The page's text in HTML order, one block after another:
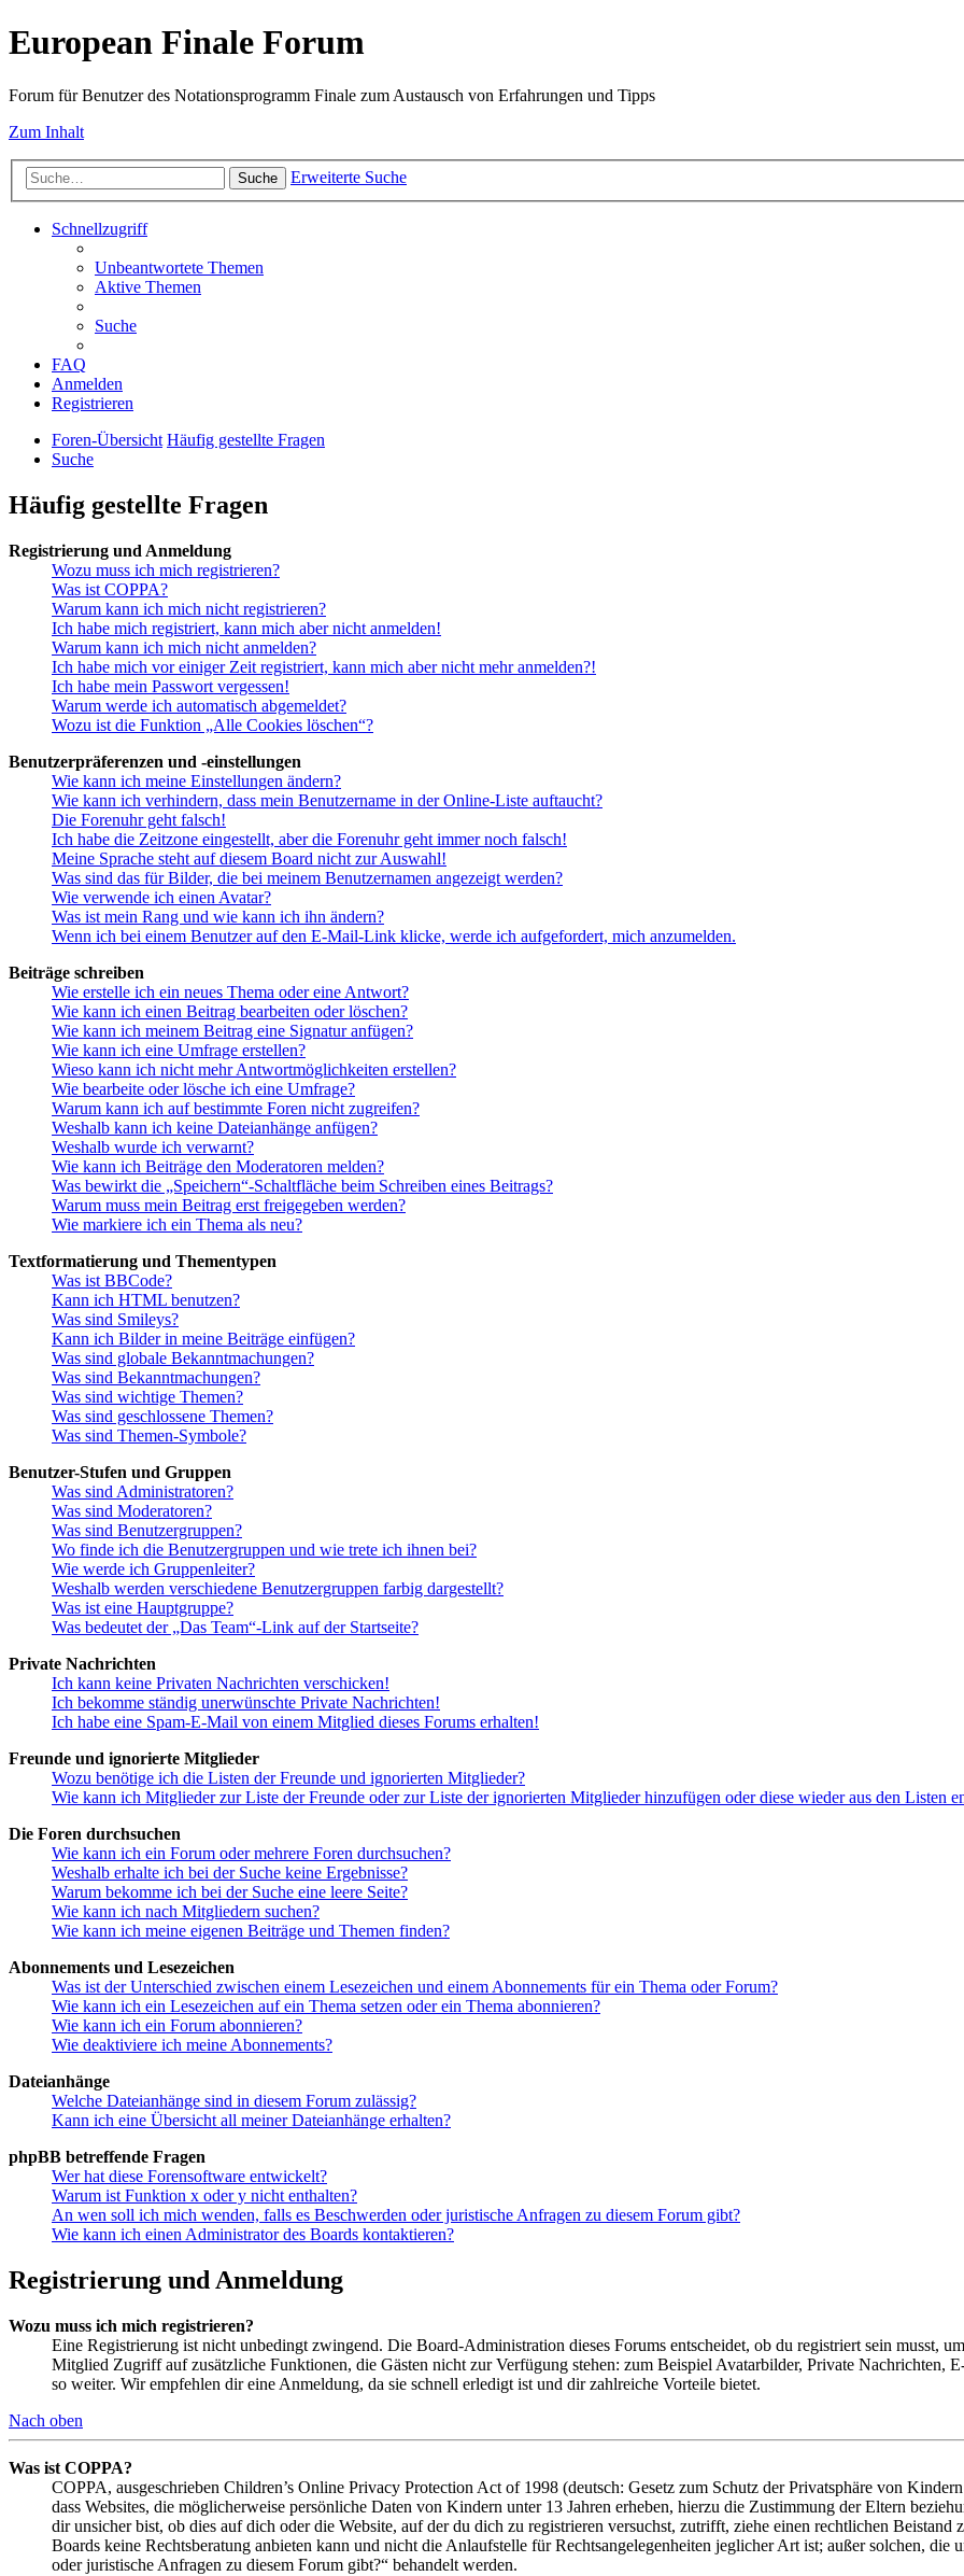
European Finale Forum
Forum für Benutzer des Notationsprogramm Finale zum Austausch von Erfahrungen und Tipps
Zum Inhalt
Suche Erweiterte Suche
Schnellzugriff
Unbeantwortete Themen
Aktive Themen
Suche
FAQ
Anmelden
Registrieren
Foren-Übersicht Häufig gestellte Fragen
Suche
Häufig gestellte Fragen
Registrierung und Anmeldung
Wozu muss ich mich registrieren?
Was ist COPPA?
Warum kann ich mich nicht registrieren?
Ich habe mich registriert, kann mich aber nicht anmelden!
Warum kann ich mich nicht anmelden?
Ich habe mich vor einiger Zeit registriert, kann mich aber nicht mehr anmelden?!
Ich habe mein Passwort vergessen!
Warum werde ich automatisch abgemeldet?
Wozu ist die Funktion „Alle Cookies löschen“?
Benutzerpräferenzen und -einstellungen
Wie kann ich meine Einstellungen ändern?
Wie kann ich verhindern, dass mein Benutzername in der Online-Liste auftaucht?
Die Forenuhr geht falsch!
Ich habe die Zeitzone eingestellt, aber die Forenuhr geht immer noch falsch!
Meine Sprache steht auf diesem Board nicht zur Auswahl!
Was sind das für Bilder, die bei meinem Benutzernamen angezeigt werden?
Wie verwende ich einen Avatar?
Was ist mein Rang und wie kann ich ihn ändern?
Wenn ich bei einem Benutzer auf den E-Mail-Link klicke, werde ich aufgefordert, mich anzumelden.
Beiträge schreiben
Wie erstelle ich ein neues Thema oder eine Antwort?
Wie kann ich einen Beitrag bearbeiten oder löschen?
Wie kann ich meinem Beitrag eine Signatur anfügen?
Wie kann ich eine Umfrage erstellen?
Wieso kann ich nicht mehr Antwortmöglichkeiten erstellen?
Wie bearbeite oder lösche ich eine Umfrage?
Warum kann ich auf bestimmte Foren nicht zugreifen?
Weshalb kann ich keine Dateianhänge anfügen?
Weshalb wurde ich verwarnt?
Wie kann ich Beiträge den Moderatoren melden?
Was bewirkt die „Speichern“-Schaltfläche beim Schreiben eines Beitrags?
Warum muss mein Beitrag erst freigegeben werden?
Wie markiere ich ein Thema als neu?
Textformatierung und Thementypen
Was ist BBCode?
Kann ich HTML benutzen?
Was sind Smileys?
Kann ich Bilder in meine Beiträge einfügen?
Was sind globale Bekanntmachungen?
Was sind Bekanntmachungen?
Was sind wichtige Themen?
Was sind geschlossene Themen?
Was sind Themen-Symbole?
Benutzer-Stufen und Gruppen
Was sind Administratoren?
Was sind Moderatoren?
Was sind Benutzergruppen?
Wo finde ich die Benutzergruppen und wie trete ich ihnen bei?
Wie werde ich Gruppenleiter?
Weshalb werden verschiedene Benutzergruppen farbig dargestellt?
Was ist eine Hauptgruppe?
Was bedeutet der „Das Team“-Link auf der Startseite?
Private Nachrichten
Ich kann keine Privaten Nachrichten verschicken!
Ich bekomme ständig unerwünschte Private Nachrichten!
Ich habe eine Spam-E-Mail von einem Mitglied dieses Forums erhalten!
Freunde und ignorierte Mitglieder
Wozu benötige ich die Listen der Freunde und ignorierten Mitglieder?
Wie kann ich Mitglieder zur Liste der Freunde oder zur Liste der ignorierten Mitglieder hinzufügen oder diese wieder aus den Listen
Die Foren durchsuchen
Wie kann ich ein Forum oder mehrere Foren durchsuchen?
Weshalb erhalte ich bei der Suche keine Ergebnisse?
Warum bekomme ich bei der Suche eine leere Seite?
Wie kann ich nach Mitgliedern suchen?
Wie kann ich meine eigenen Beiträge und Themen finden?
Abonnements und Lesezeichen
Was ist der Unterschied zwischen einem Lesezeichen und einem Abonnements für ein Thema oder Forum?
Wie kann ich ein Lesezeichen auf ein Thema setzen oder ein Thema abonnieren?
Wie kann ich ein Forum abonnieren?
Wie deaktiviere ich meine Abonnements?
Dateianhänge
Welche Dateianhänge sind in diesem Forum zulässig?
Kann ich eine Übersicht all meiner Dateianhänge erhalten?
phpBB betreffende Fragen
Wer hat diese Forensoftware entwickelt?
Warum ist Funktion x oder y nicht enthalten?
An wen soll ich mich wenden, falls es Beschwerden oder juristische Anfragen zu diesem Forum gibt?
Wie kann ich einen Administrator des Boards kontaktieren?
Registrierung und Anmeldung
Wozu muss ich mich registrieren?
Eine Registrierung ist nicht unbedingt zwingend. Die Board-Administration dieses Forums entscheidet, ob du registriert sein musst,
Mitglied Zugriff auf zusätzliche Funktionen, die Gästen nicht zur Verfügung stehen: zum Beispiel Avatarbilder, Private Nachrichten,
so weiter. Wir empfehlen dir eine Anmeldung, da sie schnell erledigt ist und dir zahlreiche Vorteile bietet.
Nach oben
Was ist COPPA?
COPPA, ausgeschrieben Children’s Online Privacy Protection Act of 1998 (deutsch: Gesetz zum Schutz der Privatsphäre von
dass Websites, die möglicherweise persönliche Daten von Kindern unter 13 Jahren erheben, hierzu die Zustimmung der Eltern
dir unsicher bist, ob dies auf dich oder die Website, auf der du dich zu registrieren versuchst, zutrifft, ziehe einen rechtlichen
Boards keine Rechtsberatung anbieten kann und nicht die Anlaufstelle für Rechtsangelegenheiten jeglicher Art ist; außer solchen,
oder juristische Anfragen zu diesem Forum gibt?“ behandelt werden.